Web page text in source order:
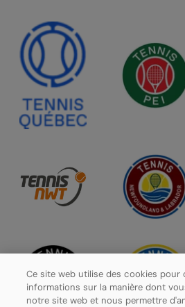
Ce site web utilise des cookies pour
informations sur la manière dont
notre site web et nous permettre